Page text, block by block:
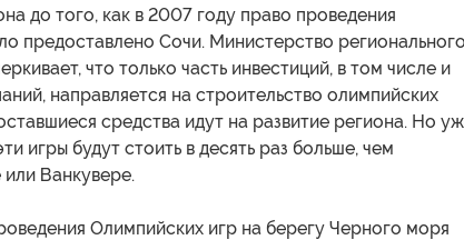
до того, как в 2007 году право проведения
предоставлено Сочи. Министерство регионального
что только часть инвестиций, в том числе и
направляется на строительство олимпийских
средства идут на развитие региона. Но
игры будут стоить в десять раз больше, чем
Ванкувере.
Олимпийских игр на берегу Черного моря